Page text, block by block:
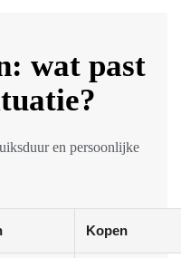
wat past
en persoonlijke
Kopen